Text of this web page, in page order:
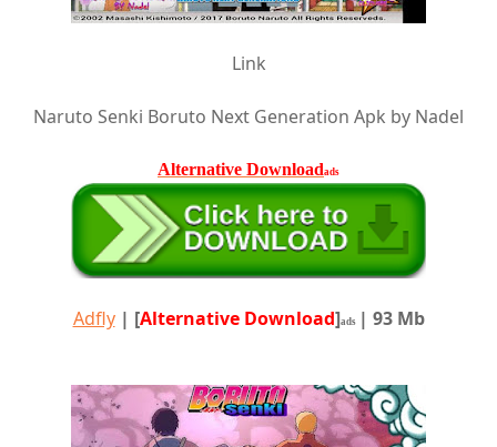
Link
Naruto Senki Boruto Next Generation Apk by Nadel
Alternative Downloadads
Adfly| [Alternative Download]ads | 93 Mb